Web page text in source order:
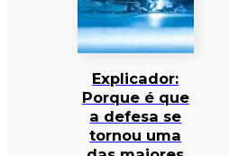
Explicador:
Porque é que
a defesa se
tornou uma